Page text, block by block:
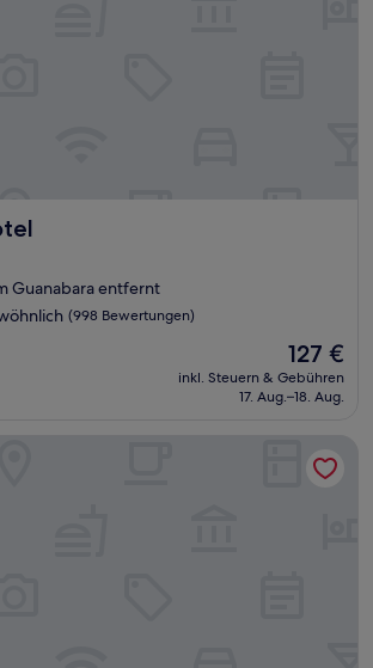
Guanabara entfernt
(998 Bewertungen)
Der
Preis
beträgt
127 €
inkl. Steuern & Gebühren
17. Aug.–18. Aug.